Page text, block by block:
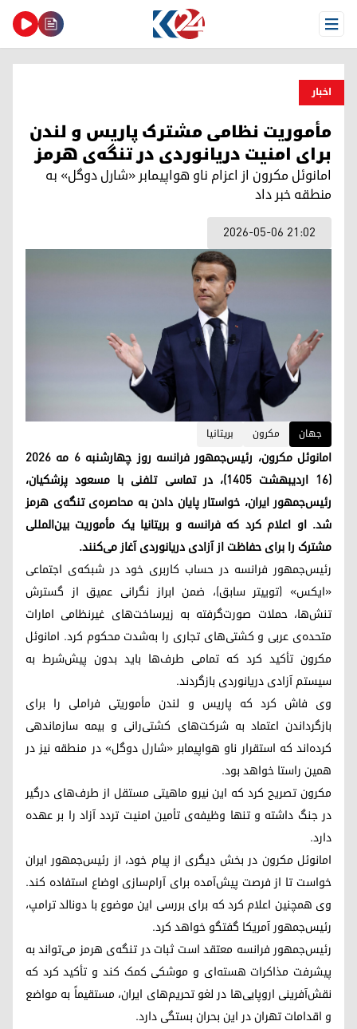
Open Menu
اخبار
مأموریت نظامی مشترک پاریس و لندن
برای امنیت دریانوردی در تنگه‌ی هرمز
امانوئل مکرون از اعزام ناو هواپیمابر «شارل دوگل» به
منطقه خبر داد
2026-05-06 21:02
جهان مکرون بریتانیا
امانوئل مکرون، رئیس‌جمهور فرانسه روز چهارشنبه ۶ مه ۲۰۲۶
(۱۶ اردیبهشت ۱۴۰۵)، در تماسی تلفنی با مسعود پزشکیان،
رئیس‌جمهور ایران، خواستار پایان دادن به محاصره‌ی تنگه‌ی هرمز
شد. او اعلام کرد که فرانسه و بریتانیا یک مأموریت بین‌المللی
مشترک را برای حفاظت از آزادی دریانوردی آغاز می‌کنند.
رئیس‌جمهور فرانسه در حساب کاربری خود در شبکه‌ی اجتماعی
«ایکس» (توییتر سابق)، ضمن ابراز نگرانی عمیق از گسترش
تنش‌ها، حملات صورت‌گرفته به زیرساخت‌های غیرنظامی امارات
متحده‌ی عربی و کشتی‌های تجاری را به‌شدت محکوم کرد. امانوئل
مکرون تأکید کرد که تمامی طرف‌ها باید بدون پیش‌شرط به
سیستم آزادی دریانوردی بازگردند.
وی فاش کرد که پاریس و لندن مأموریتی فراملی را برای
بازگرداندن اعتماد به شرکت‌های کشتی‌رانی و بیمه سازماندهی
کرده‌اند که استقرار ناو هواپیمابر «شارل دوگل» در منطقه نیز در
همین راستا خواهد بود.
مکرون تصریح کرد که این نیرو ماهیتی مستقل از طرف‌های درگیر
در جنگ داشته و تنها وظیفه‌ی تأمین امنیت تردد آزاد را بر عهده
دارد.
امانوئل مکرون در بخش دیگری از پیام خود، از رئیس‌جمهور ایران
خواست تا از فرصت پیش‌آمده برای آرام‌سازی اوضاع استفاده کند.
وی همچنین اعلام کرد که برای بررسی این موضوع با دونالد ترامپ،
رئیس‌جمهور آمریکا گفتگو خواهد کرد.
رئیس‌جمهور فرانسه معتقد است ثبات در تنگه‌ی هرمز می‌تواند به
پیشرفت مذاکرات هسته‌ای و موشکی کمک کند و تأکید کرد که
نقش‌آفرینی اروپایی‌ها در لغو تحریم‌های ایران، مستقیماً به مواضع
و اقدامات تهران در این بحران بستگی دارد.